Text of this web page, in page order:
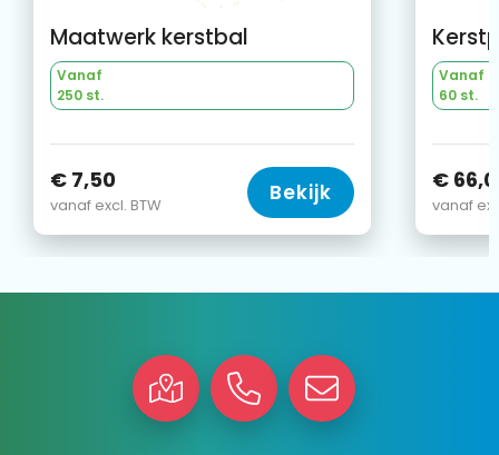
Maatwerk kerstbal
Vanaf
250 st.
€ 7,50
vanaf excl. BTW Bekijk
Vanaf
60 st.
€
vanaf